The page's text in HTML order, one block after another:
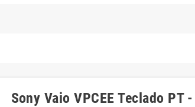
Sony Vaio VPCEE Teclado PT